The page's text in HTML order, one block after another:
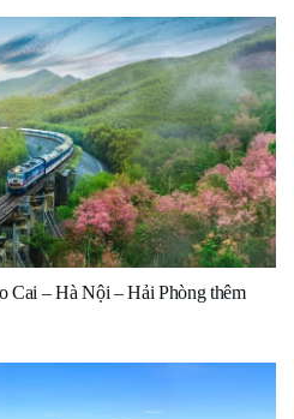
Cai – Hà Nội – Hải Phòng thêm